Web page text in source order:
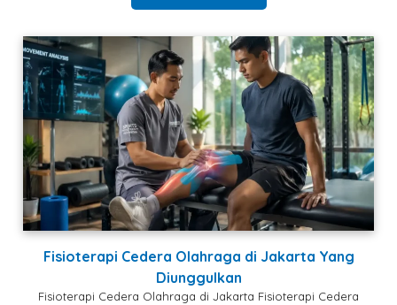
Fisioterapi Cedera Olahraga di Jakarta Yang
Diunggulkan
Fisioterapi Cedera Olahraga di Jakarta Fisioterapi Cedera